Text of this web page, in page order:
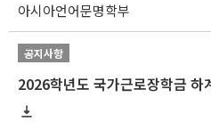
아시아언어문명학부
공지사항